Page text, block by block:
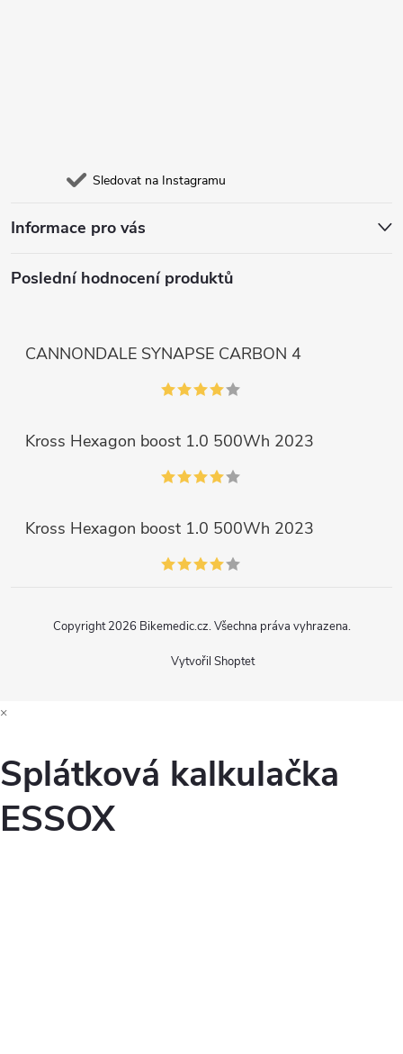
Sledovat na Instagramu
Informace pro vás
Poslední hodnocení produktů
CANNONDALE SYNAPSE CARBON 4
Kross Hexagon boost 1.0 500Wh 2023
Kross Hexagon boost 1.0 500Wh 2023
Vytvořil Shoptet
Copyright 2026 Bikemedic.cz. Všechna práva vyhrazena.
×
Splátková kalkulačka
ESSOX